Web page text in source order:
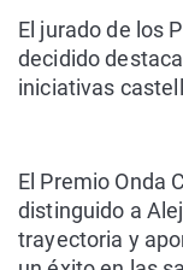
El jurado de los
decidido
iniciativas
El Premio Onda
distinguido a
trayectoria y